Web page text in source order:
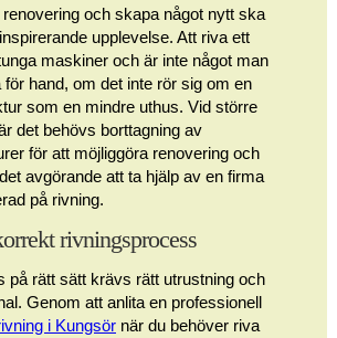
och skapa något nytt ska
upplevelse. Att riva ett
maskiner och är inte något man
hand, om det inte rör sig om en
som en mindre uthus. Vid större
det behövs borttagning av
för att möjliggöra renovering och
avgörande att ta hjälp av en firma
på rivning.
rivningsprocess
på rätt sätt krävs rätt utrustning och
Genom att anlita en professionell
i Kungsör när du behöver riva